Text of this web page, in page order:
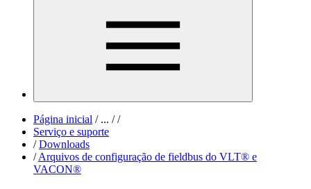
Página inicial /... / /
Serviço e suporte
/ Downloads
/ Arquivos de configuração de fieldbus do VLT® e
VACON®